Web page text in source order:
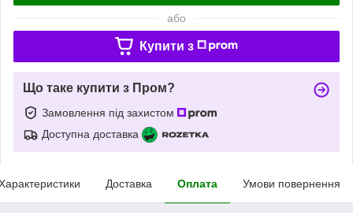
або
Купити з
Що таке купити з Пром?
Замовлення під захистом
Доступна доставка
Доставка Оплата Умови повернення